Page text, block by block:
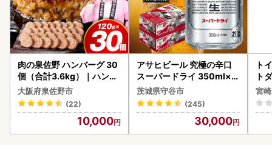
肉の泉佐野 ハンバーグ 30
個（合計3.6kg）｜ハンバ
ーグ 訳あり 黒毛和牛×なに
わポーク
大阪府泉佐野市
(22)
10,000
アサヒビール 究極の辛口
スーパードライ 350ml×4
8本 ビール
茨城県守谷市
(245)
30,000
ト
ト
速
宮